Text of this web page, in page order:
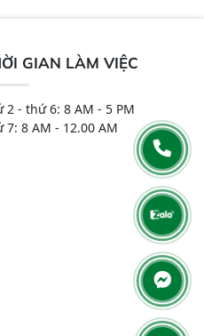
GIAN LÀM VIỆC
2 - thứ 6: 8 AM - 5 PM
7: 8 AM - 12.00 AM